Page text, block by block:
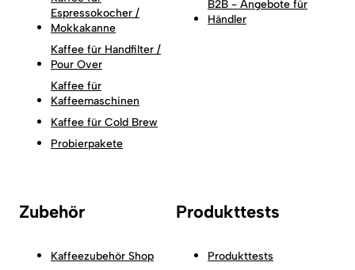
Espressokocher /
Mokkakanne
Kaffee für Handfilter /
Pour Over
Kaffee für
Kaffeemaschinen
Kaffee für Cold Brew
Probierpakete
B2B - Angebote für
Händler
Zubehör
Kaffeezubehör Shop
Produkttests
Produkttests